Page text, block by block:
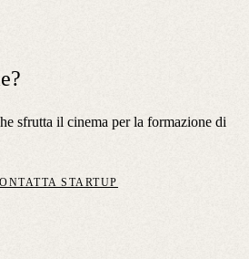
sfrutta il cinema per la formazione di
STARTUP